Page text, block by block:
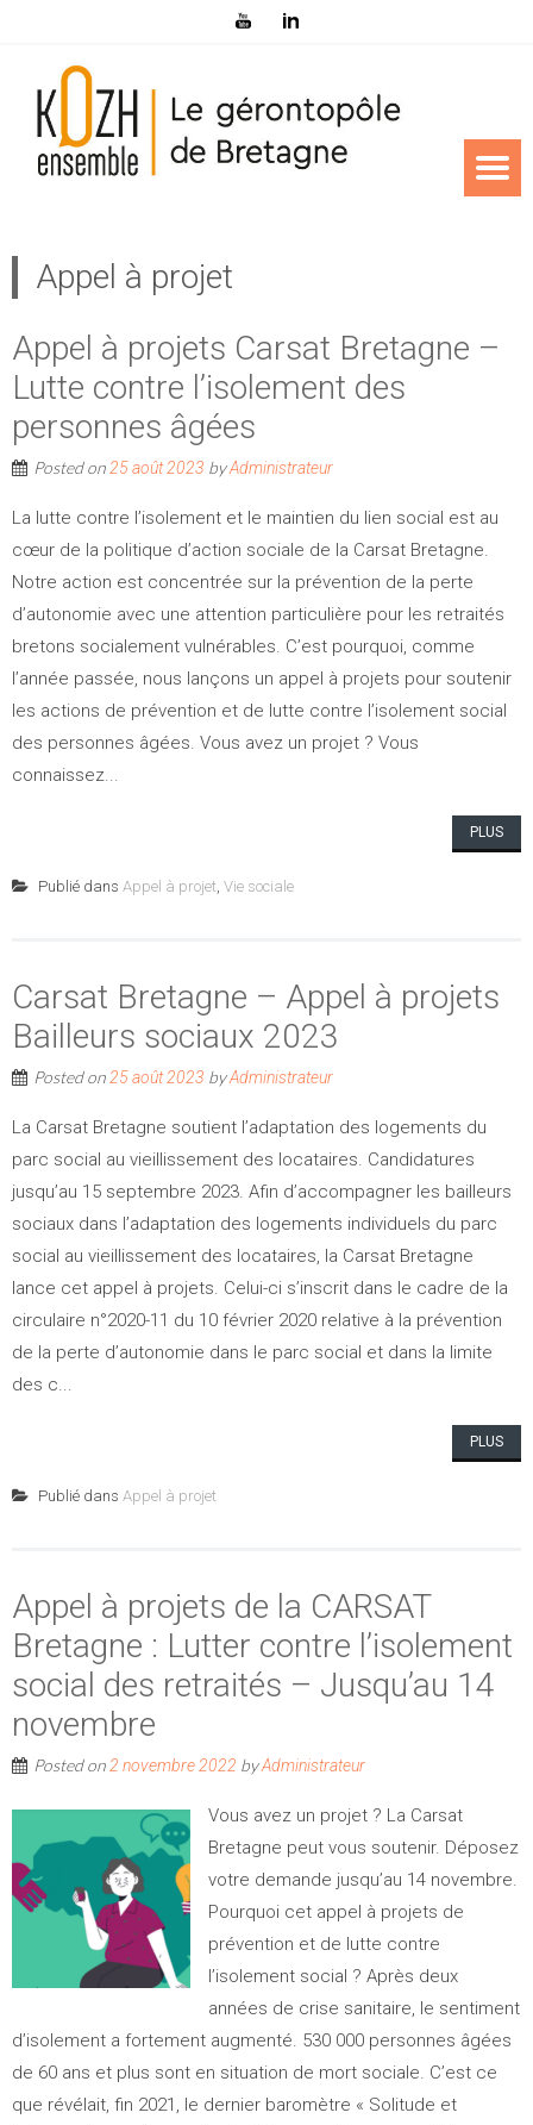
Appel à projet
Appel à projets Carsat Bretagne –
Lutte contre l’isolement des
personnes âgées
Posted on25 août 2023 byAdministrateur
La lutte contre l’isolement et le maintien du lien social est au
cœur de la politique d’action sociale de la Carsat Bretagne.
Notre action est concentrée sur la prévention de la perte
d’autonomie avec une attention particulière pour les retraités
bretons socialement vulnérables. C’est pourquoi, comme
l’année passée, nous lançons un appel à projets pour soutenir
les actions de prévention et de lutte contre l’isolement social
des personnes âgées. Vous avez un projet ? Vous
connaissez...
PLUS
Publié dans Appel à projet, Vie sociale
Carsat Bretagne – Appel à projets
Bailleurs sociaux 2023
Posted on25 août 2023 byAdministrateur
La Carsat Bretagne soutient l’adaptation des logements du
parc social au vieillissement des locataires. Candidatures
jusqu’au 15 septembre 2023. Afin d’accompagner les bailleurs
sociaux dans l’adaptation des logements individuels du parc
social au vieillissement des locataires, la Carsat Bretagne
lance cet appel à projets. Celui-ci s’inscrit dans le cadre de la
circulaire n°2020-11 du 10 février 2020 relative à la prévention
de la perte d’autonomie dans le parc social et dans la limite
des c...
PLUS
Publié dans Appel à projet
Appel à projets de la CARSAT
Bretagne : Lutter contre l’isolement
social des retraités – Jusqu’au 14
novembre
Posted on2 novembre 2022 byAdministrateur
Vous avez un projet ? La Carsat
Bretagne peut vous soutenir. Déposez
votre demande jusqu’au 14 novembre.
Pourquoi cet appel à projets de
prévention et de lutte contre
l’isolement social ? Après deux
années de crise sanitaire, le sentiment
d’isolement a fortement augmenté. 530 000 personnes âgées
de 60 ans et plus sont en situation de mort sociale. C’est ce
que révélait, fin 2021, le dernier baromètre « Solitude et